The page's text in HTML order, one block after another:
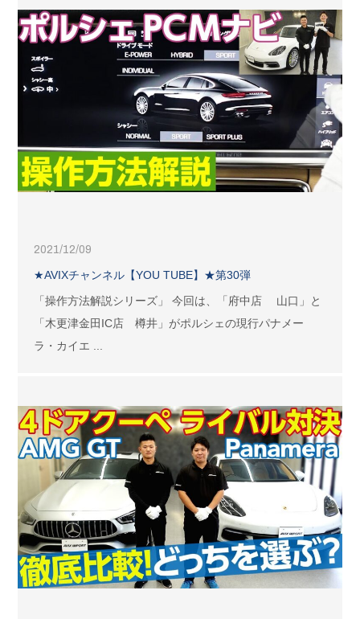
2021/12/09
★AVIXチャンネル【YOU TUBE】★第30弾
「操作方法解説シリーズ」 今回は、「府中店 山口」と
「木更津金田IC店 樽井」がポルシェの現行パナメー
ラ・カイエ ...